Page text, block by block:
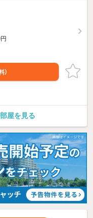
）
屋を見る